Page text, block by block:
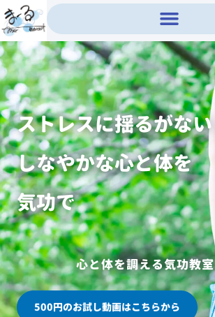
内
容
を
ス
キ
ッ
プ ストレスに揺るがない
しなやかな心と体を
気功で
心と体を調える気功教室
500円のお試し動画はこちらから